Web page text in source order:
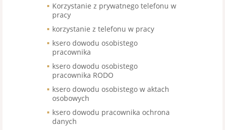
Korzystanie z prywatnego telefonu w
pracy
korzystanie z telefonu w pracy
ksero dowodu osobistego
pracownika
ksero dowodu osobistego
pracownika RODO
ksero dowodu osobistego w aktach
osobowych
ksero dowodu pracownika ochrona
danych